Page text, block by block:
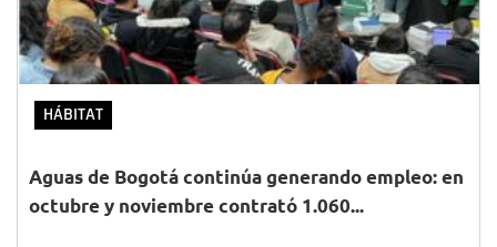
HÁBITAT
Aguas de Bogotá continúa generando empleo: en
octubre y noviembre contrató 1.060...